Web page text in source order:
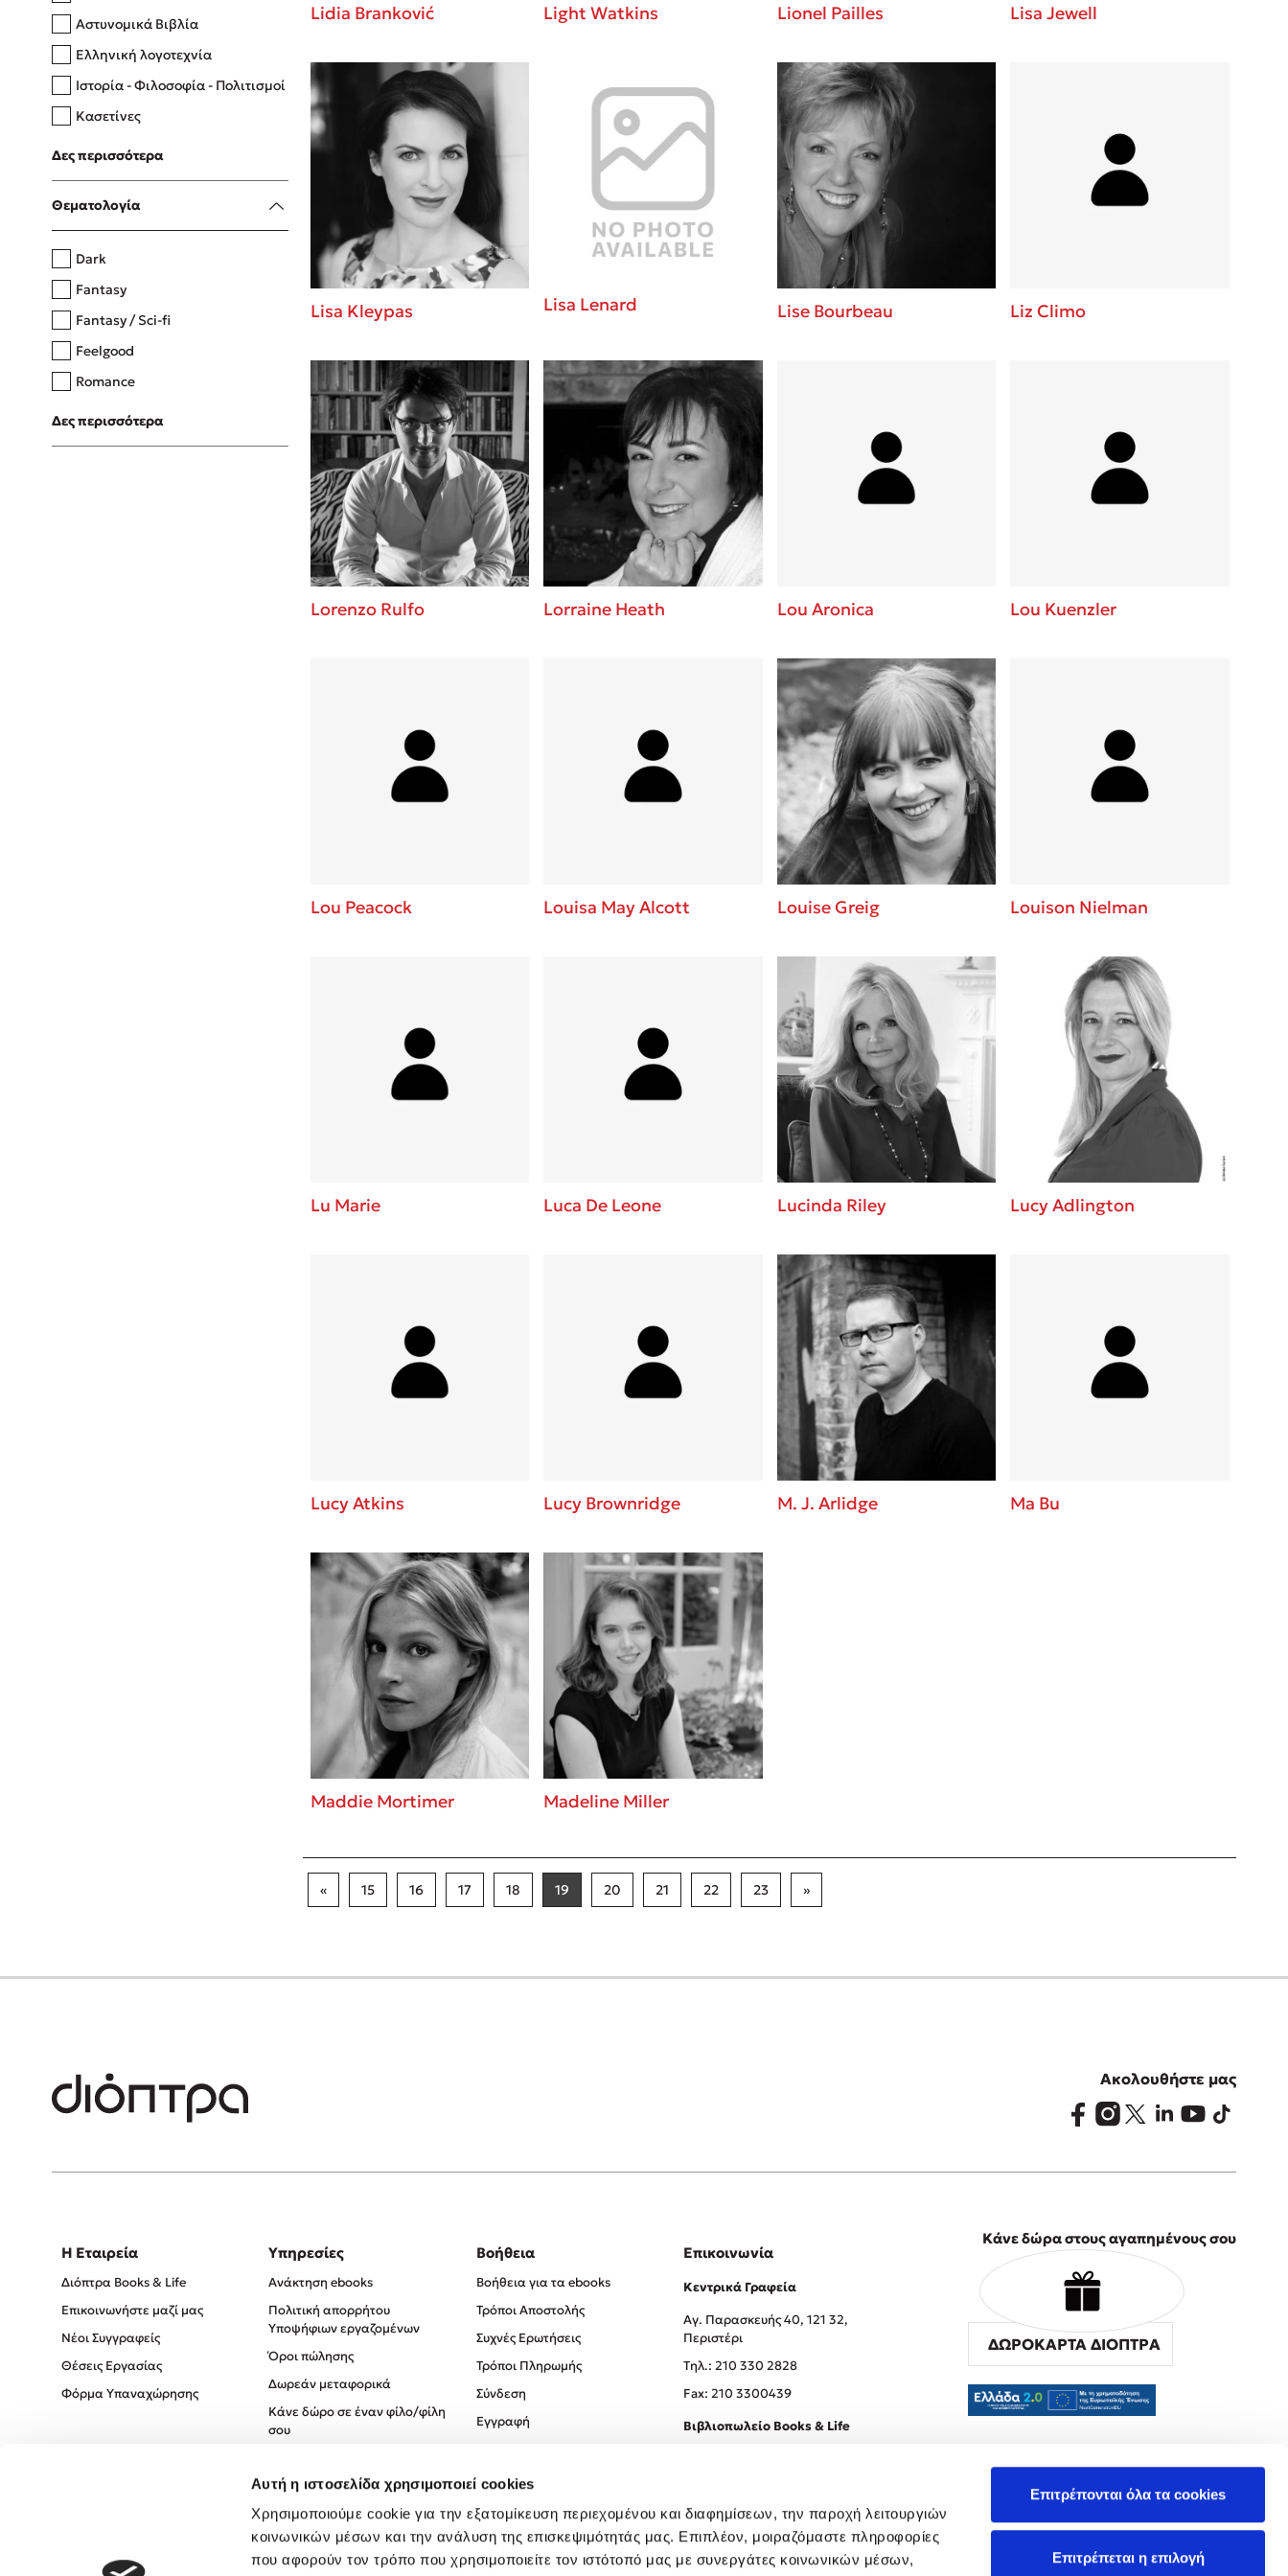
Αυτή η ιστοσελίδα χρησιμοποιεί cookies
Χρησιμοποιούμε cookie για την εξατομίκευση περιεχομένου και διαφημίσεων, την παροχή λειτουργιών
κοινωνικών μέσων και την ανάλυση της επισκεψιμότητάς μας. Επιπλέον, μοιραζόμαστε πληροφορίες
που αφορούν τον τρόπο που χρησιμοποιείτε τον ιστότοπό μας με συνεργάτες κοινωνικών μέσων,
Επιτρέπονται όλα τα cookies
Επιτρέπεται η επιλογή
Δανάη Δεληγεώργη
Πάνω, κάτω, μπροστά, πίσω
Η μέθοδος Αφήστε τους
Αστυνομικά Βιβλία
Ελληνική λογοτεχνία
Ιστορία - Φιλοσοφία - Πολιτισμοί
Κασετίνες
Λευκώματα - Έγχρωμοι οδηγοί
Μαγειρική
Δες περισσότερα
Θεματολογία
Dark
Fantasy
Fantasy / Sci-fi
Feelgood
Romance
Upmarket
Young Adult
Δες περισσότερα
Lidia Branković Light Watkins Lionel Pailles Lisa Jewell
Lisa Kleypas Lisa Lenard Lise Bourbeau Liz Climo
Lorenzo Rulfo Lorraine Heath Lou Aronica Lou Kuenzler
Lou Peacock Louisa May Alcott Louise Greig Louison Nielman
Lu Marie Luca De Leone Lucinda Riley Lucy Adlington
Lucy Atkins Lucy Brownridge M. J. Arlidge Ma Bu
Maddie Mortimer Madeline Miller
« 15 16 17 18 19 20 21 22 23 »
Ακολουθήστε μας
Η Εταιρεία
Διόπτρα Books & Life
Επικοινωνήστε μαζί μας
Νέοι Συγγραφείς
Θέσεις Εργασίας
Φόρμα Υπαναχώρησης
Υπηρεσίες
Ανάκτηση ebooks
Πολιτική απορρήτου
Υποψήφιων εργαζομένων
Όροι πώλησης
Δωρεάν μεταφορικά
Κάνε δώρο σε έναν φίλο/φίλη
σου
Πολιτική Απορρήτου
Όροι χρήσης
Βοήθεια
Βοήθεια για τα ebooks
Τρόποι Αποστολής
Συχνές Ερωτήσεις
Τρόποι Πληρωμής
Σύνδεση
Εγγραφή
Επικοινωνία
Κεντρικά Γραφεία
Αγ. Παρασκευής 40, 121 32,
Περιστέρι
Tηλ.: 210 330 2828
Fax: 210 3300439
Βιβλιοπωλείο Books & Life
Κάνε δώρα στους αγαπημένους σου
ΔΩΡΟΚΑΡΤΑ ΔΙΟΠΤΡΑ